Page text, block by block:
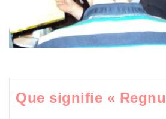
Que signifie «